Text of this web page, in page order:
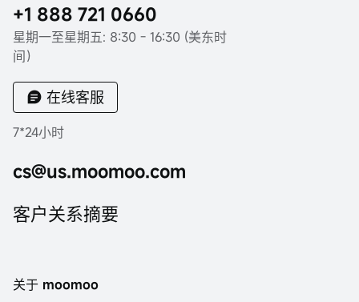
+1 888 721 0660
星期一至星期五: 8:30 - 16:30 (美东时
间）
在线客服
7*24小时
cs@us.moomoo.com
客户关系摘要
关于 moomoo